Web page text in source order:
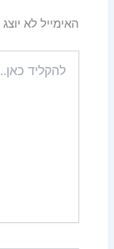
האימייל לא
כאן...